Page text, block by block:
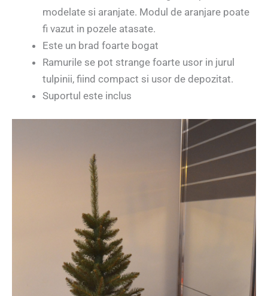
modelate si aranjate. Modul de aranjare poate
fi vazut in pozele atasate.
Este un brad foarte bogat
Ramurile se pot strange foarte usor in jurul
tulpinii, fiind compact si usor de depozitat.
Suportul este inclus